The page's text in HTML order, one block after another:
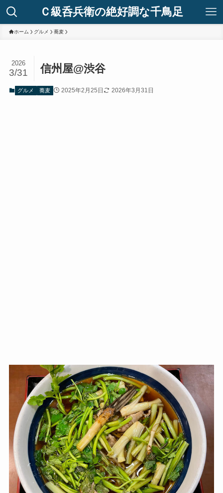
Ｃ級呑兵衛の絶好調な千鳥足
ホーム グルメ 蕎麦
信州屋@渋谷
2026
3/31
グルメ 蕎麦 2025年2月25日 2026年3月31日